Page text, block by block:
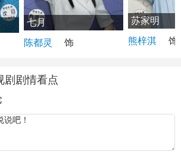
七月
陈都灵
饰
苏家明
熊梓淇
饰
剧剧情看点